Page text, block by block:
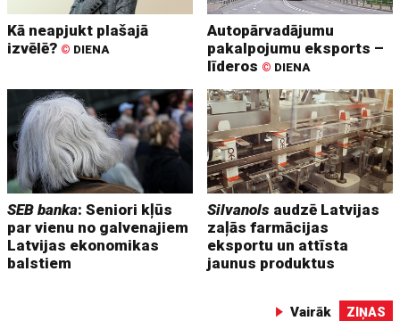
Kā neapjukt plašajā
izvēlē? © DIENA
Autopārvadājumu
pakalpojumu eksports –
līderos © DIENA
SEB banka: Seniori kļūs
par vienu no galvenajiem
Latvijas ekonomikas
balstiem
Silvanols audzē Latvijas
zaļās farmācijas
eksportu un attīsta
jaunus produktus
Vairāk ZIŅAS